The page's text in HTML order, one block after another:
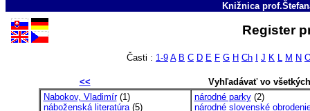
Knižnica
Register
Časti : 1-9 A B C D E F G H Ch J K L M N
<<
Vyhľadávať vo
Nabokov, Vladimír(1)
náboženská literatúra(5)
národné parky(2)
národné slovenské